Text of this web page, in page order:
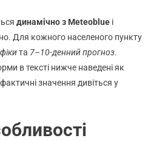
динамічно з Meteoblueі
Для кожного населеного пункту
та 7–10-денний прогноз.
в тексті нижче наведені як
значення дивіться у